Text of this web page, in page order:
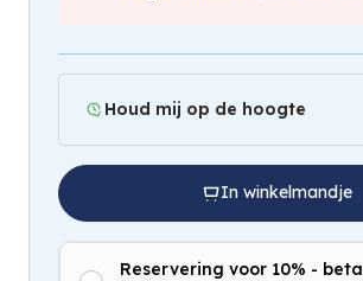
Houd mij op de hoogte
In winkelmandje
Reservering voor 10% -